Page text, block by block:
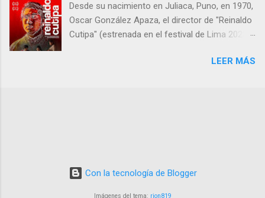
aunque no exentas de algunos tropiezos.
Desde su nacimiento en Juliaca, Puno, en 1970,
Oscar González Apaza, el director de "Reinaldo
Cutipa" (estrenada en el festival de Lima 2023,
en la búsqueda de expresar las complejidades y
LEER MÁS
Con la tecnología de Blogger
Imágenes del tema: rion819